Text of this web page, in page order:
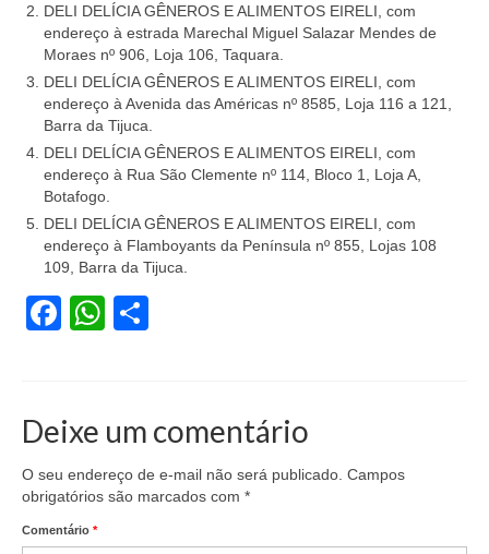
Colônia de férias
Refeitórios
Convênios
Dependentes
Benefício Social Familiar
FIQUE POR DENTRO
Vídeos
Editais
Links Úteis
DELI DELÍCIA GÊNEROS E ALIMENTOS EIRELI, com
endereço à estrada Marechal Miguel Salazar Mendes de
Moraes nº 906, Loja 106, Taquara.
DELI DELÍCIA GÊNEROS E ALIMENTOS EIRELI, com
endereço à Avenida das Américas nº 8585, Loja 116 a 121,
Barra da Tijuca.
DELI DELÍCIA GÊNEROS E ALIMENTOS EIRELI, com
endereço à Rua São Clemente nº 114, Bloco 1, Loja A,
Botafogo.
DELI DELÍCIA GÊNEROS E ALIMENTOS EIRELI, com
endereço à Flamboyants da Península nº 855, Lojas 108
109, Barra da Tijuca.
Facebook
WhatsApp
Deixe um comentário
O seu endereço de e-mail não será publicado. Campos
obrigatórios são marcados com *
Comentário *